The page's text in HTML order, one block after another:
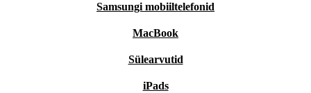
Samsungi mobiiltelefonid
MacBook
Sülearvutid
iPads